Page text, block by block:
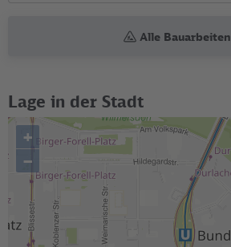
Alle Bauarbeiten
Lage in der Stadt
+
–